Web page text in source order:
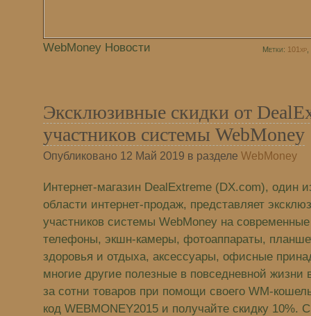
WebMoney Новости Метки: 101xp,
Эксклюзивные скидки от
участников системы WebMoney
Опубликовано 12 Май 2019 в разделе WebMoney
Интернет-магазин DealExtreme (DX.com), один
области интернет-продаж, представляет
участников системы WebMoney на
телефоны, экшн-камеры, фотоаппараты,
здоровья и отдыха, аксессуары, офисные
многие другие полезные в повседневной
за сотни товаров при помощи своего WM-
код WEBMONEY2015 и получайте скидку 10%.